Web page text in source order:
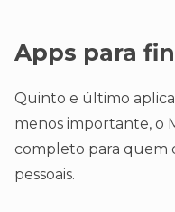
Apps para
Quinto e último
menos importante, o
completo para quem
pessoais.